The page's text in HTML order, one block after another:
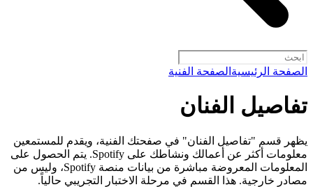
الصفحة الرئيسية الصفحة الفنية
تفاصيل الفنان
يظهر قسم "تفاصيل الفنان" في صفحتك الفنية، ويقدم للمستمعين
معلومات أكثر عن أعمالك ونشاطك على Spotify. يتم الحصول على
المعلومات المعروضة مباشرة من بيانات منصة Spotify، وليس من
مصادر خارجية. هذا القسم في مرحلة الاختبار التجريبي حالياً.